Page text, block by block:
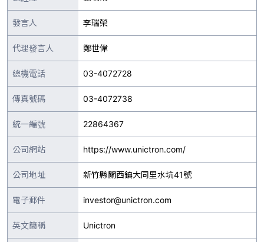
發言人 李瑞榮
代理發言人 鄭世偉
總機電話 03-4072728
傳真號碼 03-4072738
統一編號 22864367
公司網站 https://www.unictron.com/
公司地址 新竹縣關西鎮大同里水坑41號
電子郵件 investor@unictron.com
英文簡稱 Unictron